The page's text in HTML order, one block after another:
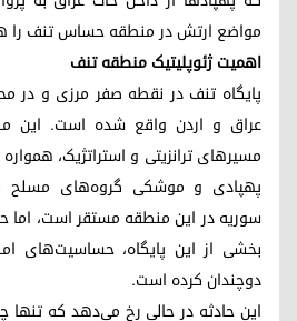
مواضع ارتش در منطقه حساس تنف را
اهمیت ژئوپلیتیک منطقه تنف
پایگاه تنف در نقطه صفر مرزی و در
عراق و اردن واقع شده است. این
مسیرهای ترانزیتی و استراتژیک،
پهپادی و موشکی گروه‌های مسلح
سوریه در این منطقه مستقر است، اما
بخشی از این پایگاه، حساسیت‌های
دوچندان کرده است.